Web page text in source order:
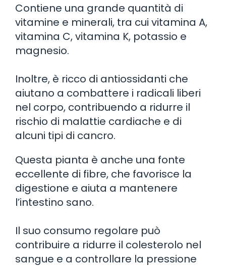
Contiene una grande quantità di
vitamine e minerali, tra cui vitamina A,
vitamina C, vitamina K, potassio e
magnesio.
Inoltre, è ricco di antiossidanti che
aiutano a combattere i radicali liberi
nel corpo, contribuendo a ridurre il
rischio di malattie cardiache e di
alcuni tipi di cancro.
Questa pianta è anche una fonte
eccellente di fibre, che favorisce la
digestione e aiuta a mantenere
l’intestino sano.
Il suo consumo regolare può
contribuire a ridurre il colesterolo nel
sangue e a controllare la pressione